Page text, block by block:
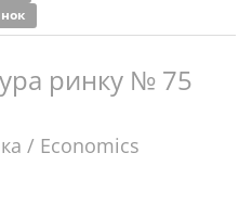
ринку № 75
/ Economics